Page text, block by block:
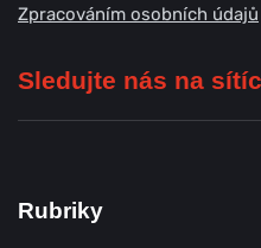
Zpracováním osobních údajů
Sledujte nás na
Rubriky